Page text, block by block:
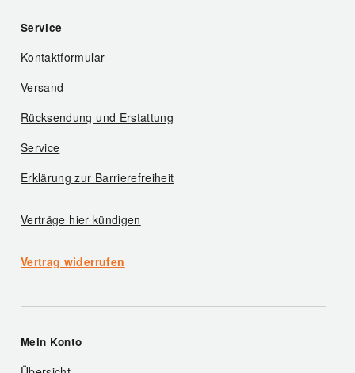
Service
Kontaktformular
Versand
Rücksendung und Erstattung
Service
Erklärung zur Barrierefreiheit
Verträge hier kündigen
Vertrag widerrufen
Mein Konto